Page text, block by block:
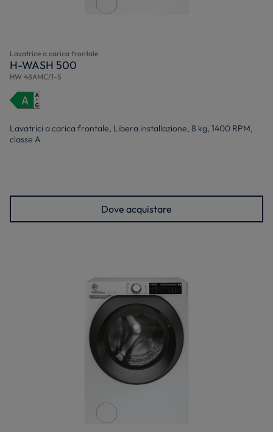
Lavatrice a carica frontale
H-WASH 500
HW 48AMC/1-S
Lavatrici a carica frontale, Libera installazione, 8 kg, 1400 RPM,
classe A
Dove acquistare